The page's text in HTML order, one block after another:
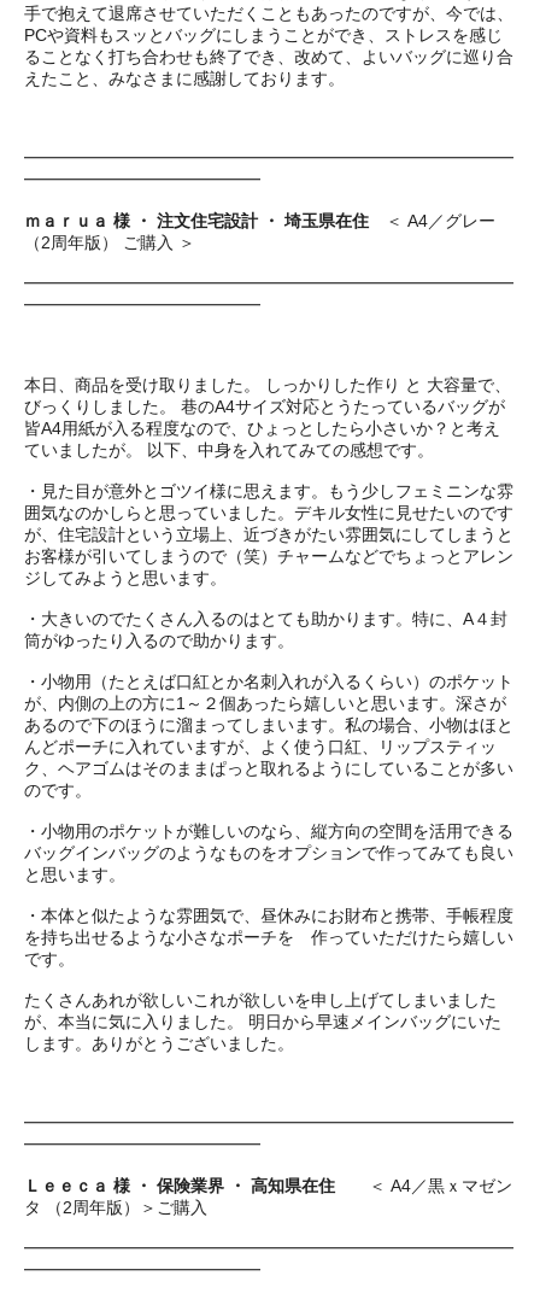
手で抱えて退席させていただくこともあったのですが、今では、
PCや資料もスッとバッグにしまうことができ、ストレスを感じ
ることなく打ち合わせも終了でき、改めて、よいバッグに巡り合
えたこと、みなさまに感謝しております。
━━━━━━━━━━━━━━━━━━━━━━━━━━━━━
━━━━━━━━━━━━━━
ｍａｒｕａ 様 ・ 注文住宅設計 ・ 埼玉県在住 ＜ A4／グレー
（2周年版） ご購入 ＞
━━━━━━━━━━━━━━━━━━━━━━━━━━━━━
━━━━━━━━━━━━━━
本日、商品を受け取りました。 しっかりした作り と 大容量で、
びっくりしました。 巷のA4サイズ対応とうたっているバッグが
皆A4用紙が入る程度なので、ひょっとしたら小さいか？と考え
ていましたが。 以下、中身を入れてみての感想です。
・見た目が意外とゴツイ様に思えます。もう少しフェミニンな雰
囲気なのかしらと思っていました。デキル女性に見せたいのです
が、住宅設計という立場上、近づきがたい雰囲気にしてしまうと
お客様が引いてしまうので（笑）チャームなどでちょっとアレン
ジしてみようと思います。
・大きいのでたくさん入るのはとても助かります。特に、A４封
筒がゆったり入るので助かります。
・小物用（たとえば口紅とか名刺入れが入るくらい）のポケット
が、内側の上の方に1～２個あったら嬉しいと思います。深さが
あるので下のほうに溜まってしまいます。私の場合、小物はほと
んどポーチに入れていますが、よく使う口紅、リップスティッ
ク、ヘアゴムはそのままぱっと取れるようにしていることが多い
のです。
・小物用のポケットが難しいのなら、縦方向の空間を活用できる
バッグインバッグのようなものをオプションで作ってみても良い
と思います。
・本体と似たような雰囲気で、昼休みにお財布と携帯、手帳程度
を持ち出せるような小さなポーチを 作っていただけたら嬉しい
です。
たくさんあれが欲しいこれが欲しいを申し上げてしまいました
が、本当に気に入りました。 明日から早速メインバッグにいた
します。ありがとうございました。
━━━━━━━━━━━━━━━━━━━━━━━━━━━━━
━━━━━━━━━━━━━━
Ｌｅｅｃａ 様 ・ 保険業界 ・ 高知県在住
＜ A4／黒ｘマゼン
タ （2周年版）＞ご購入
━━━━━━━━━━━━━━━━━━━━━━━━━━━━━
━━━━━━━━━━━━━━